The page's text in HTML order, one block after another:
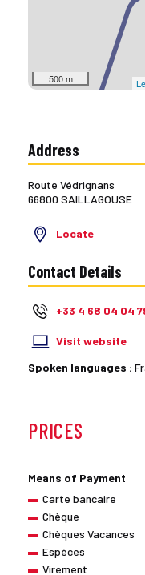
500 m
Address
Route Védrignans
66800 SAILLAGOUSE
Locate
Contact Details
+33 4 68 04 04
Visit website
Spoken languages :
PRICES
Means of Payment
Carte bancaire
Chèque
Chèques Vacances
Espèces
Virement